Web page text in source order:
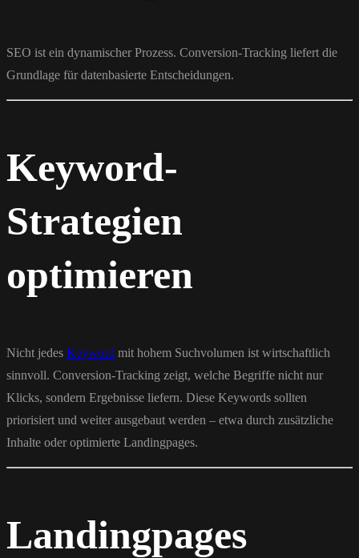
SEO ist ein dynamischer Prozess. Conversion-Tracking liefert die
Grundlage für datenbasierte Entscheidungen.
Keyword-
Strategien
optimieren
Nicht jedes Keyword mit hohem Suchvolumen ist wirtschaftlich
sinnvoll. Conversion-Tracking zeigt, welche Begriffe nicht nur
Klicks, sondern Ergebnisse liefern. Diese Keywords sollten
priorisiert und weiter ausgebaut werden – etwa durch zusätzliche
Inhalte oder optimierte Landingpages.
Landingpages